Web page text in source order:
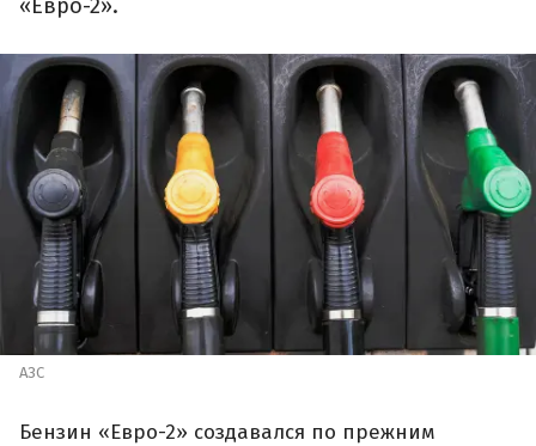
«Евро-2».
АЗС
Бензин «Евро-2» создавался по прежним